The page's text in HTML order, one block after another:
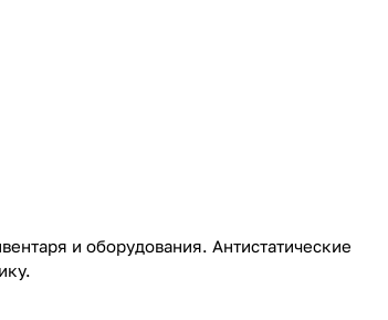
и оборудования. Антистатические